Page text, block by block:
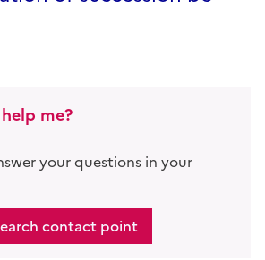
me?
your questions in your
contact point